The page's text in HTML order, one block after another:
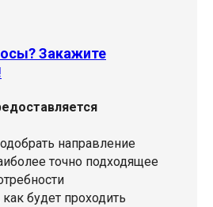
Закажите
направление
точно подходящее
будет проходить